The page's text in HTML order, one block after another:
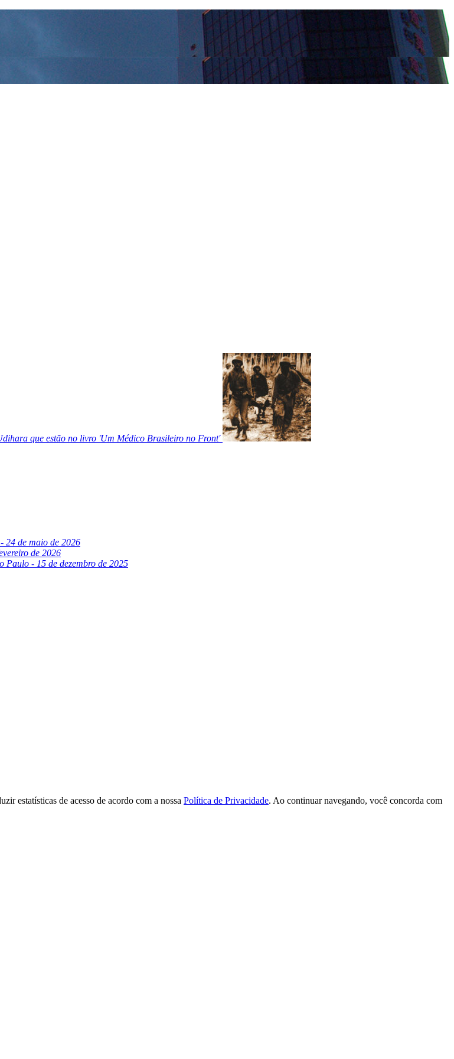
que estão no livro 'Um Médico Brasileiro no Front'
24 de maio de 2026
de 2026
Paulo - 15 de dezembro de 2025
estatísticas de acesso de acordo com a nossa Política de Privacidade. Ao continuar navegando, você concorda com